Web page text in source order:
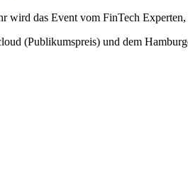
wird das Event vom FinTech
(Publikumspreis) und dem